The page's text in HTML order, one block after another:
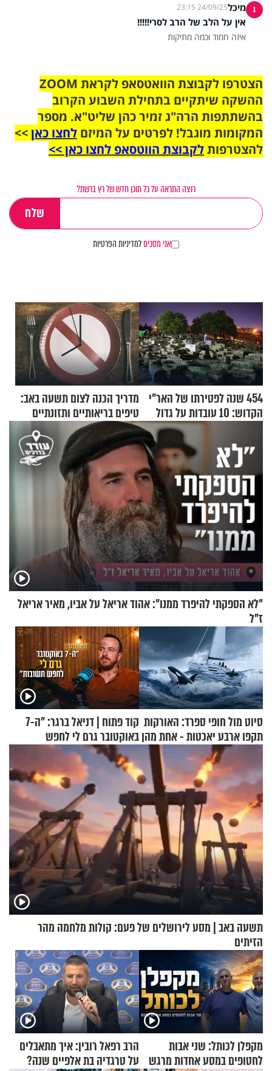
1 מיכל24/09/25 23:15
אין על הלב של הרב לסרי!!!!!
איזה חמוד וכמה מתיקות
הצטרפו לקבוצת הוואטסאפ לקראת ZOOM
ההשקה שיתקיים בתחילת השבוע הקרוב
בהשתתפות הרה"ג זמיר כהן שליט"א. מספר
המקומות מוגבל! לפרטים על המיזם לחצו כאן>>
להצטרפותלקבוצת הווטסאפ לחצו כאן >>
רוצה התראה על כל תוכן חדש של רץ ברשת?
אני מסכיםלמדיניות הפרטיות
454 שנה לפטירתו של האר"י
הקדוש: 10 עובדות על גדול
מדריך הכנה לצום תשעה באב:
טיפים בריאותיים ותזונתיים
לשמירה על הגוף
"לא הספקתי להיפרד ממנו": אהוד אריאל על אביו, מאיר אריאל
ז"ל
סיוט מול חופי ספרד: האורקות
תקפו ארבע יאכטות - אחת מהן
קוד פתוח | דניאל ברגר: "ה-7
באוקטובר גרם לי לחפש
תשובות"
תשעה באב | מסע לירושלים של פעם: קולות מלחמה מהר
הזיתים
מקפלן לכותל: שני אבות
לחטופים במסע אחדות מרגש
הרב רפאל רובין: איך מתאבלים
על טרגדיה בת אלפיים שנה?